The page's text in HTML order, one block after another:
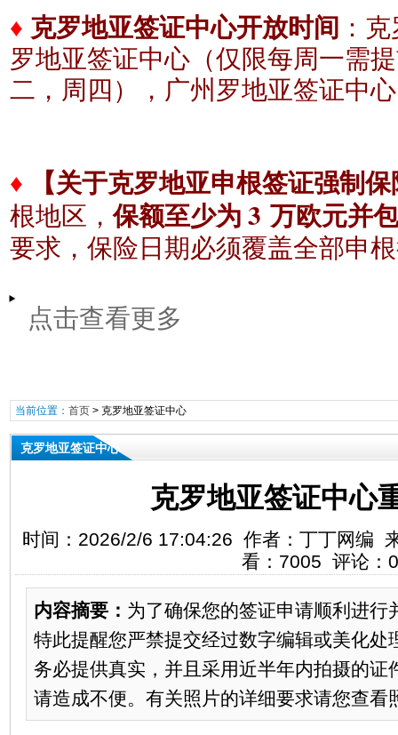
♦ 克罗地亚签证中心开放时间 ：
罗地亚签证中心（仅限每周一需
二，周四），广州 罗地亚签证中心
♦ 【关于克罗地亚申根签证强制
根地区，保额至少为 3 万欧元并
要求，保险日期必须覆盖全部申
点击查看更多
当前位置： 首页> 克罗地亚签证中心
克罗地亚签证中心
克罗地亚签证中心
时间：2026/2/6 17:04:26 作者：丁丁网编
看：7005 评论：0
内容摘要： 为了确保您的签证申请顺利进行
特此提醒您严禁提交经过数字编辑或美化处
务必提供真实，并且采用近半年内拍摄的证
请造成不便。有关照片的详细要求请您查看